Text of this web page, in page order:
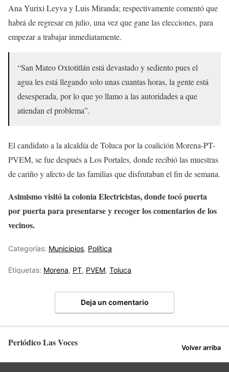
Ana Yurixi Leyva y Luis Miranda; respectivamente comentó que
habrá de regresar en julio, una vez que gane las elecciones, para
empezar a trabajar inmediatamente.
“San Mateo Oxtotitlán está devastado y sediento pues el
agua les está llegando solo unas cuantas horas, la gente está
desesperada, por lo que yo llamo a las autoridades a que
atiendan el problema”.
El candidato a la alcaldía de Toluca por la coalición Morena-PT-
PVEM, se fue después a Los Portales, donde recibió las muestras
de cariño y afecto de las familias que disfrutaban el fin de semana.
Asimismo visitó la colonia Electricistas, donde tocó puerta
por puerta para presentarse y recoger los comentarios de los
vecinos.
Categorías: Municipios, Política
Etiquetas: Morena, PT, PVEM, Toluca
Deja un comentario
Periódico Las Voces Volver arriba